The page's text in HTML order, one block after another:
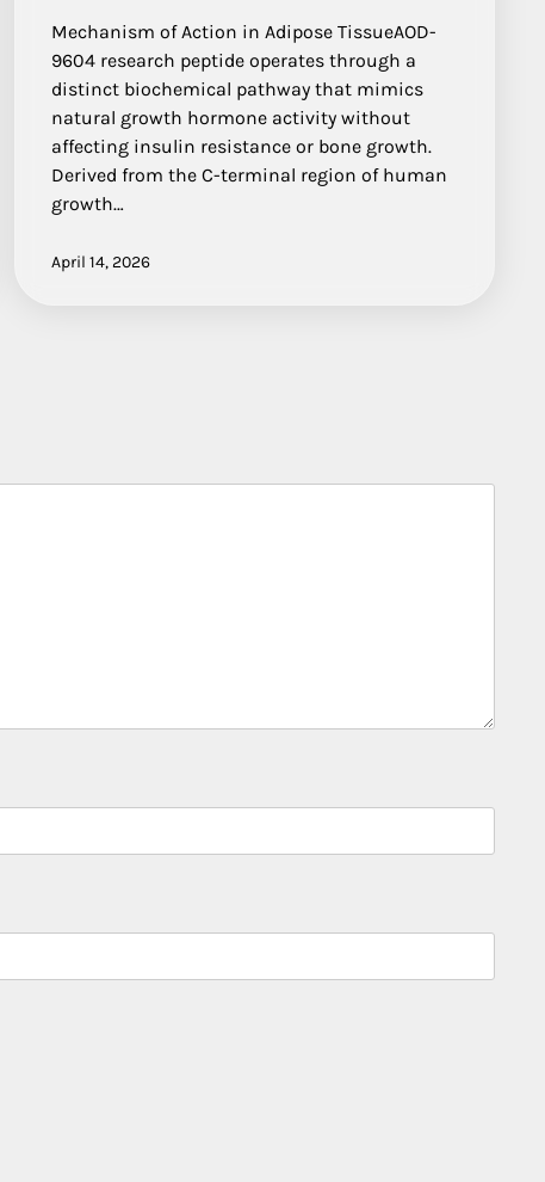
Mechanism of Action in Adipose TissueAOD-
9604 research peptide operates through a
distinct biochemical pathway that mimics
natural growth hormone activity without
affecting insulin resistance or bone growth.
Derived from the C-terminal region of human
growth…
April 14, 2026